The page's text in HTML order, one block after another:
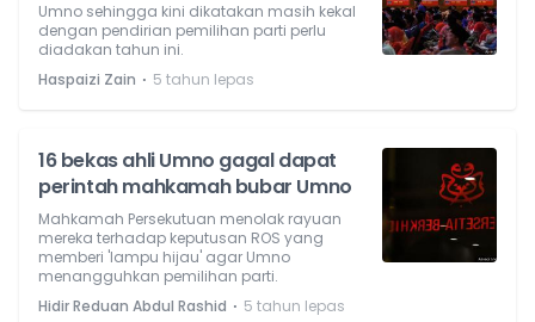
Umno sehingga kini dikatakan masih kekal
dengan pendirian pemilihan parti perlu
diadakan tahun ini.
Haspaizi Zain ⋅ 5 tahun lepas
16 bekas ahli Umno gagal dapat
perintah mahkamah bubar Umno
Mahkamah Persekutuan menolak rayuan
mereka terhadap keputusan ROS yang
memberi 'lampu hijau' agar Umno
menangguhkan pemilihan parti.
Hidir Reduan Abdul Rashid ⋅ 5 tahun lepas